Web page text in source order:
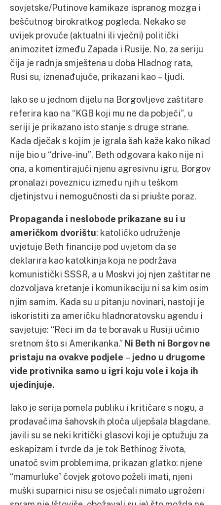
sovjetske/Putinove kamikaze ispranog mozga i
bešćutnog birokratkog pogleda. Nekako se
uvijek provuče (aktualni ili vječni) politički
animozitet između Zapada i Rusije. No, za seriju
čija je radnja smještena u doba Hladnog rata,
Rusi su, iznenađujuće, prikazani kao – ljudi.
Iako se u jednom dijelu na Borgovljeve zaštitare
referira kao na “KGB koji mu ne da pobjeći”, u
seriji je prikazano isto stanje s druge strane.
Kada dječak s kojim je igrala šah kaže kako nikad
nije bio u “drive-inu”, Beth odgovara kako nije ni
ona, a komentirajući njenu agresivnu igru, Borgov
pronalazi poveznicu između njih u teškom
djetinjstvu i nemogućnosti da si priušte poraz.
Propaganda i neslobode prikazane su i u
američkom dvorištu: katoličko udruženje
uvjetuje Beth financije pod uvjetom da se
deklarira kao katolkinja koja ne podržava
komunistički SSSR, a u Moskvi joj njen zaštitar ne
dozvoljava kretanje i komunikaciju ni sa kim osim
njim samim. Kada su u pitanju novinari, nastoji je
iskoristiti za američku hladnoratovsku agendu i
savjetuje: “Reci im da te boravak u Rusiji učinio
sretnom što si Amerikanka.” Ni Beth ni Borgov ne
pristaju na ovakve podjele – jedno u drugome
vide protivnika samo u igri koju vole i koja ih
ujedinjuje.
Iako je serija pomela publiku i kritičare s nogu, a
prodavačima šahovskih ploča uljepšala blagdane,
javili su se neki kritički glasovi koji je optužuju za
eskapizam i tvrde da je tok Bethinog života,
unatoč svim problemima, prikazan glatko: njene
“mamurluke” čovjek gotovo poželi imati, njeni
muški suparnici nisu se osjećali nimalo ugroženi